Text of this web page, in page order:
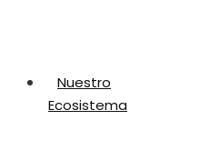
Nuestro
Ecosistema